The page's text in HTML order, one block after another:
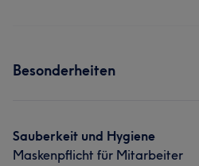
Besonderheiten
Sauberkeit und Hygiene
Maskenpflicht für Mitarbeiter